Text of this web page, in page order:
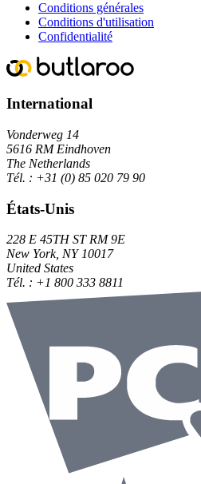
Conditions générales
Conditions d'utilisation
Confidentialité
International
Vonderweg 14
5616 RM Eindhoven
The Netherlands
Tél. : +31 (0) 85 020 79 90
États-Unis
228 E 45TH ST RM 9E
New York, NY 10017
United States
Tél. : +1 800 333 8811